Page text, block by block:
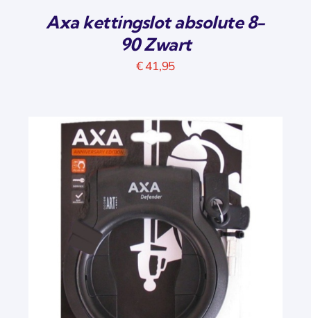
Axa kettingslot absolute 8-
90 Zwart
€41,95